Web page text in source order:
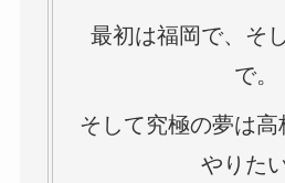
最初は福岡で、そ
で。
そして究極の夢は
やりたい